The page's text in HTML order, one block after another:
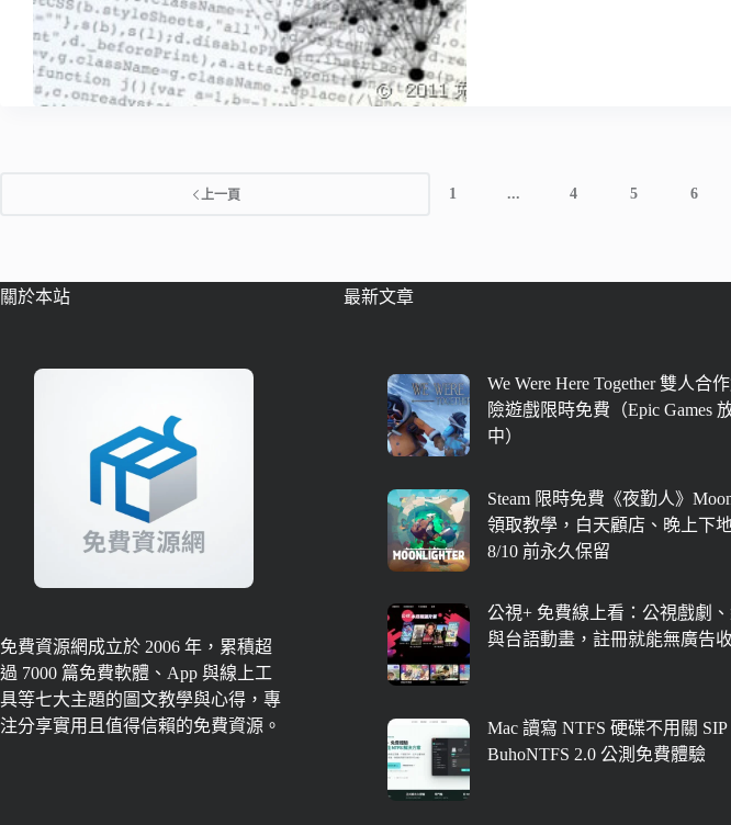
上一頁 1 ... 4 5 6
關於本站
免費資源網成立於 2006 年，累積超
過 7000 篇免費軟體、App 與線上工
具等七大主題的圖文教學與心得，專
注分享實用且值得信賴的免費資源。
最新文章
We Were Here Together 雙人合
險遊戲限時免費（Epic Games
中）
Steam 限時免費《夜勤人》
領取教學，白天顧店、晚上下地
8/10 前永久保留
公視+ 免費線上看：公視戲劇
與台語動畫，註冊就能無廣告
Mac 讀寫 NTFS 硬碟不用關 SIP
BuhoNTFS 2.0 公測免費體驗